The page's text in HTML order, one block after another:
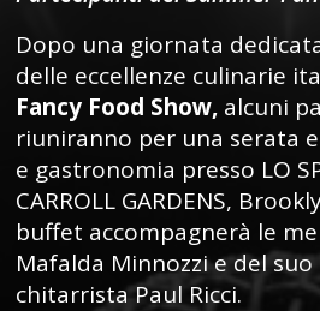
Dopo una giornata
delle eccellenze culinarie
Fancy Food Show, alcuni
riuniranno per una serata
e gastronomia presso LO
CARROLL GARDENS,
buffet accompagnerà le
Mafalda Minnozzi e del
chitarrista Paul Ricci.